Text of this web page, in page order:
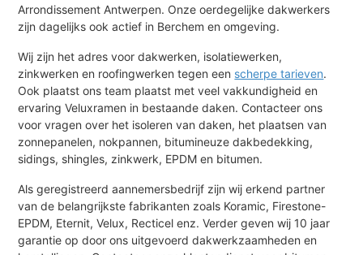
Arrondissement Antwerpen. Onze oerdegelijke dakwerkers
zijn dagelijks ook actief in Berchem en omgeving.
Wij zijn het adres voor dakwerken, isolatiewerken,
zinkwerken en roofingwerken tegen een scherpe tarieven.
Ook plaatst ons team plaatst met veel vakkundigheid en
ervaring Veluxramen in bestaande daken. Contacteer ons
voor vragen over het isoleren van daken, het plaatsen van
zonnepanelen, nokpannen, bitumineuze dakbedekking,
sidings, shingles, zinkwerk, EPDM en bitumen.
Als geregistreerd aannemersbedrijf zijn wij erkend partner
van de belangrijkste fabrikanten zoals Koramic, Firestone-
EPDM, Eternit, Velux, Recticel enz. Verder geven wij 10 jaar
garantie op door ons uitgevoerd dakwerkzaamheden en